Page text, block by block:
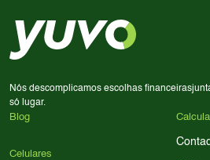
processador e bateria são
para encontrar o celular ideal.
Nós descomplicamos escolhas financeiras
só lugar.
Blog
Celulares